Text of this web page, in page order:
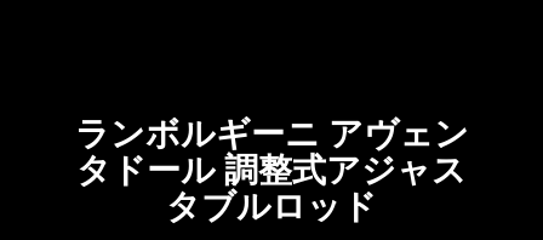
ランボルギーニ アヴェン
タドール 調整式アジャス
タブルロッド